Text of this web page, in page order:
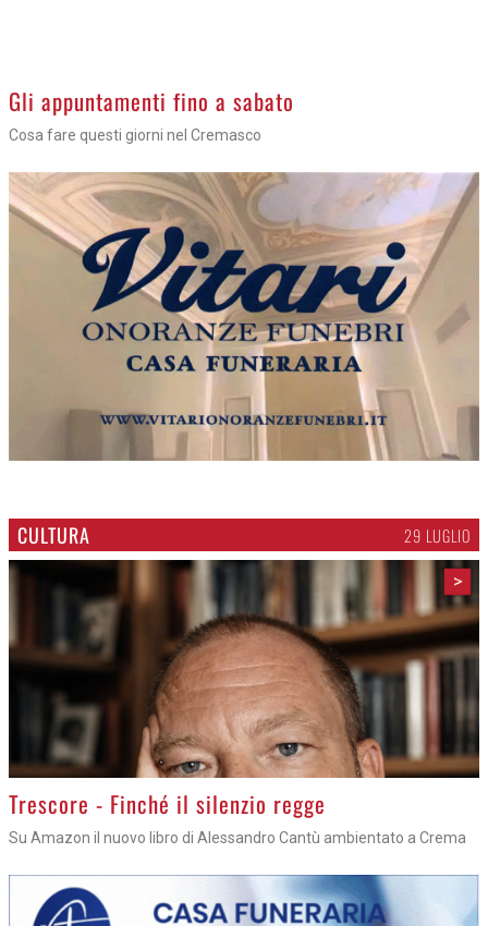
Gli appuntamenti fino a sabato
Cosa fare questi giorni nel Cremasco
CULTURA 29 LUGLIO
>
Trescore - Finché il silenzio regge
Su Amazon il nuovo libro di Alessandro Cantù ambientato a Crema